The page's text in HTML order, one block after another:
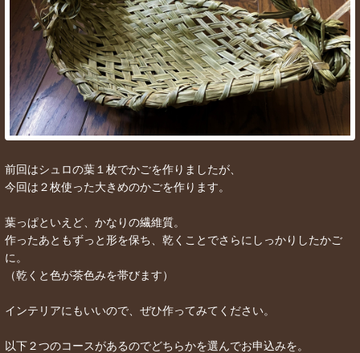
前回はシュロの葉１枚でかごを作りましたが、
今回は２枚使った大きめのかごを作ります。
葉っぱといえど、かなりの繊維質。
作ったあともずっと形を保ち、乾くことでさらにしっかりしたかご
に。
（乾くと色が茶色みを帯びます）
インテリアにもいいので、ぜひ作ってみてください。
以下２つのコースがあるのでどちらかを選んでお申込みを。